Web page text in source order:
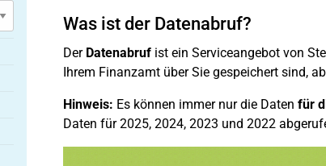
Was ist der Datenabruf?
Der Datenabrufist ein Serviceangebot von
Ihrem Finanzamt über Sie gespeichert sind,
Hinweis: Es können immer nur die Daten für
Daten für 2025, 2024, 2023 und 2022